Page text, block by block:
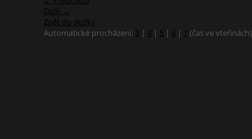
Další →
Zpět do složky
Automatické procházení: 3 | 4 | 5 | 6 | 7 (čas ve vteřinách)